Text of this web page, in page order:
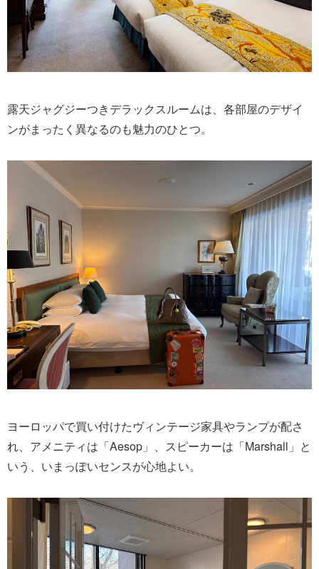
露天ジャグジーつきデラックスルームは、各部屋のデザイ
ンがまったく異なるのも魅力のひとつ。
ヨーロッパで買い付けたヴィンテージ家具やランプが配さ
れ、アメニティは「Aesop」、スピーカーは「Marshall」と
いう、いまっぽいセンスが心地よい。